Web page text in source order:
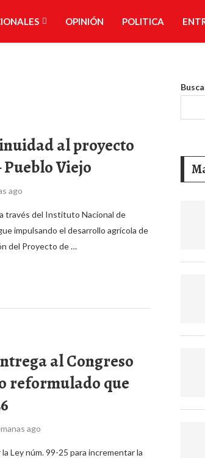
OPINIÓN POLITICA
al proyecto
Viejo
ago
través del Instituto Nacional de
impulsando el desarrollo agrícola de
del Proyecto de …
al Congreso
reformulado que
ago
Ley núm. 99-25 para incrementar la